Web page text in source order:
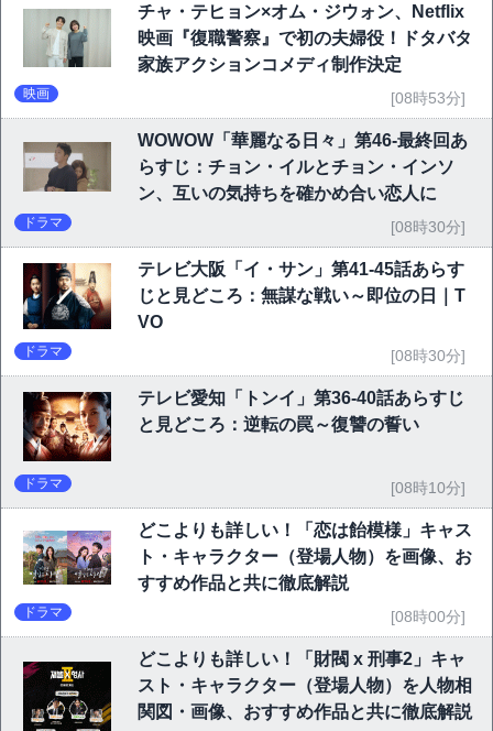
チャ・テヒョン×オム・ジウォン、Netflix
映画『復職警察』で初の夫婦役！ドタバタ
家族アクションコメディ制作決定
映画 [08時53分]
WOWOW「華麗なる日々」第46-最終回あ
らすじ：チョン・イルとチョン・インソ
ン、互いの気持ちを確かめ合い恋人に
ドラマ [08時30分]
テレビ大阪「イ・サン」第41-45話あらす
じと見どころ：無謀な戦い～即位の日｜T
VO
ドラマ [08時30分]
テレビ愛知「トンイ」第36-40話あらすじ
と見どころ：逆転の罠～復讐の誓い
ドラマ [08時10分]
どこよりも詳しい！「恋は飴模様」キャス
ト・キャラクター（登場人物）を画像、お
すすめ作品と共に徹底解説
ドラマ [08時00分]
どこよりも詳しい！「財閥 x 刑事2」キャ
スト・キャラクター（登場人物）を人物相
関図・画像、おすすめ作品と共に徹底解説